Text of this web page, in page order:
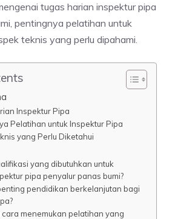
tugas harian inspektur pipa
pentingnya pelatihan untuk
teknis yang perlu dipahami.
Inspektur Pipa
Pelatihan untuk Inspektur Pipa
yang Perlu Diketahui
yang dibutuhkan untuk
pipa penyalur panas bumi?
pendidikan berkelanjutan bagi
menemukan pelatihan yang